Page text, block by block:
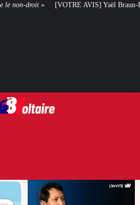
Braun-Pivet doit-elle renoncer à son projet